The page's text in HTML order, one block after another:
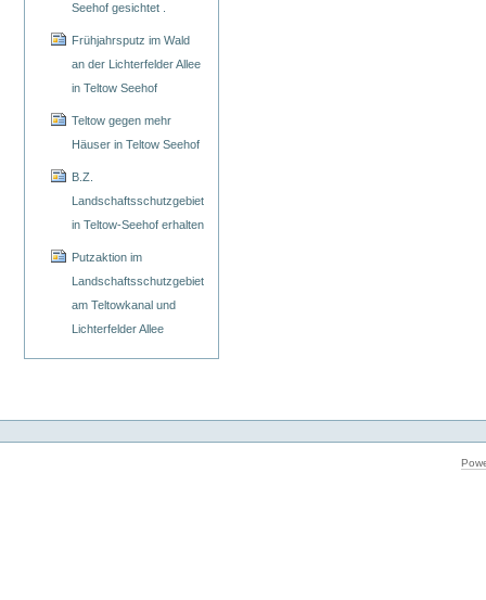
Seehof gesichtet .
Frühjahrsputz im Wald
an der Lichterfelder Allee
in Teltow Seehof
Teltow gegen mehr
Häuser in Teltow Seehof
B.Z.
Landschaftsschutzgebiet
in Teltow-Seehof erhalten
Putzaktion im
Landschaftsschutzgebiet
am Teltowkanal und
Lichterfelder Allee